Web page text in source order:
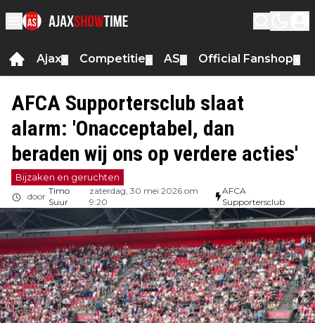
Ajax Competitie AS Official Fanshop
AFCA Supportersclub slaat
alarm: 'Onacceptabel, dan
beraden wij ons op verdere acties'
Bijzaken en geruchten
door
Timo
Suur
zaterdag, 30 mei 2026 om
9:20
AFCA
Supportersclub